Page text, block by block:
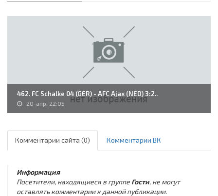
462. FC Schalke 04 (GER) - AFC Ajax (NED) 3:2..
20-апр, 22:05
Комментарии сайта (0) Комментарии ВК
Информация
Посетители, находящиеся в группе Гости, не могут
оставлять комментарии к данной публикации.